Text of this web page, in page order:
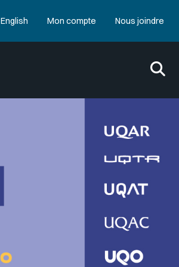
English Mon compte Nous joindre